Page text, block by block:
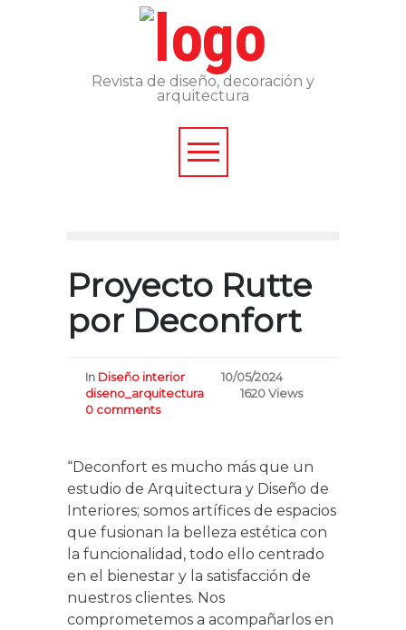
Revista de diseño, decoración y
arquitectura
Proyecto Rutte
por Deconfort
In Diseño interior
10/05/2024
diseno_arquitectura
1620 Views
0 comments
“Deconfort es mucho más que un
estudio de Arquitectura y Diseño de
Interiores; somos artífices de espacios
que fusionan la belleza estética con
la funcionalidad, todo ello centrado
en el bienestar y la satisfacción de
nuestros clientes. Nos
comprometemos a acompañarlos en